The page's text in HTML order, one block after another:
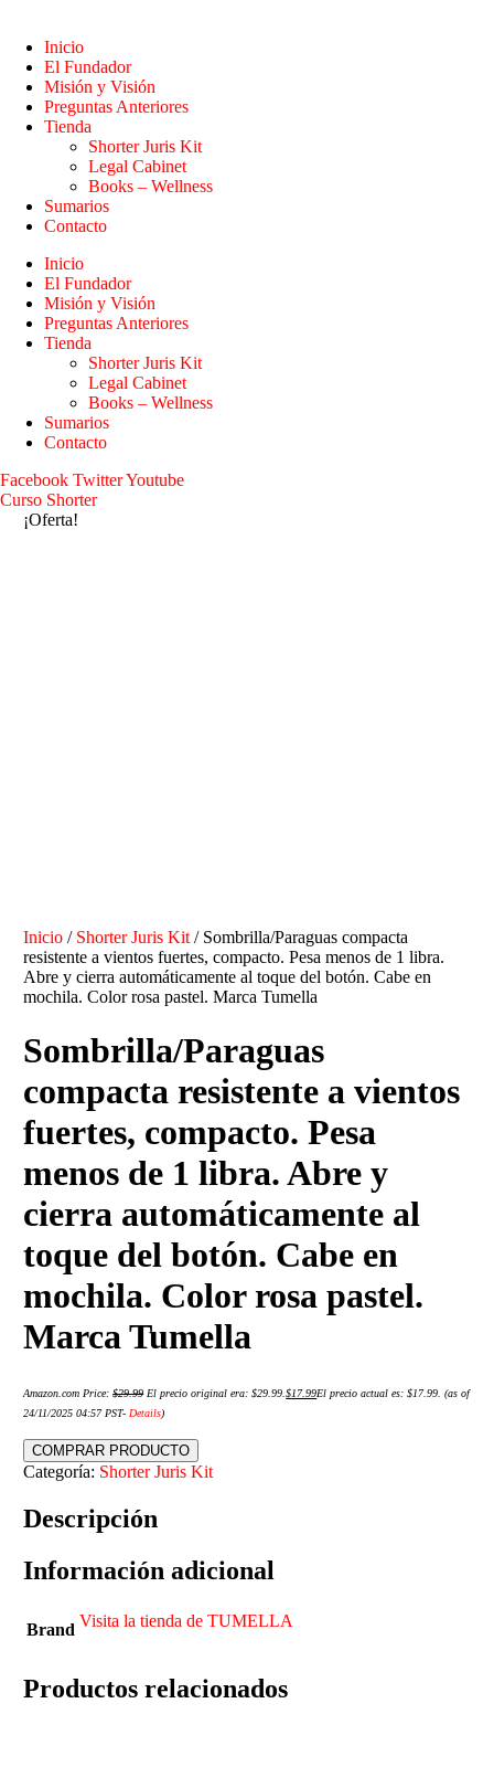
Inicio
El Fundador
Misión y Visión
Preguntas Anteriores
Tienda
Shorter Juris Kit
Legal Cabinet
Books – Wellness
Sumarios
Contacto
Inicio
El Fundador
Misión y Visión
Preguntas Anteriores
Tienda
Shorter Juris Kit
Legal Cabinet
Books – Wellness
Sumarios
Contacto
Facebook TwitterYoutube
Curso Shorter
¡Oferta!
Inicio / Shorter Juris Kit / Sombrilla/Paraguas compacta
resistente a vientos fuertes, compacto. Pesa menos de 1 libra.
Abre y cierra automáticamente al toque del botón. Cabe en
mochila. Color rosa pastel. Marca Tumella
Sombrilla/Paraguas
compacta resistente a vientos
fuertes, compacto. Pesa
menos de 1 libra. Abre y
cierra automáticamente al
toque del botón. Cabe en
mochila. Color rosa pastel.
Marca Tumella
Amazon.com Price:$29.99 El precio original era: $29.99.$17.99El precio actual es: $17.99. (as of
24/11/2025 04:57 PST- Details)
COMPRAR PRODUCTO
Categoría: Shorter Juris Kit
Descripción
Información adicional
Brand Visita la tienda de TUMELLA
Productos relacionados